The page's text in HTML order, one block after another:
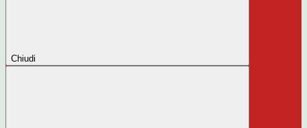
Chiudi